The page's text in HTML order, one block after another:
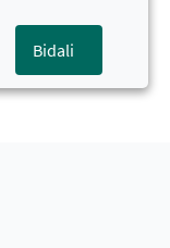
Bidali